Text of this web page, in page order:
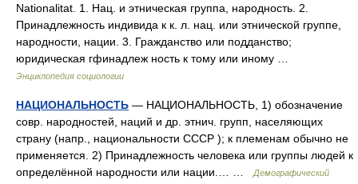
Nationalitat. 1. Нац. и этническая группа, народность. 2.
Принадлежность индивида к к. л. нац. или этнической группе,
народности, нации. 3. Гражданство или подданство;
юридическая гфинадлеж ность к тому или иному …
Энциклопедия социологии
НАЦИОНАЛЬНОСТЬ — НАЦИОНАЛЬНОСТЬ, 1) обозначение
совр. народностей, наций и др. этнич. групп, населяющих
страну (напр., национальности СССР ); к племенам обычно не
применяется. 2) Принадлежность человека или группы людей к
определённой народности или нации.… …
Демографический